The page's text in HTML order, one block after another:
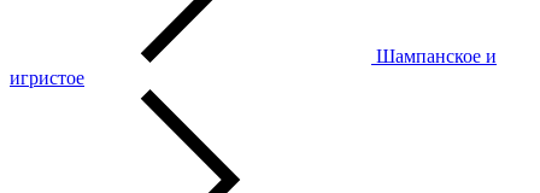
Шампанское и
игристое